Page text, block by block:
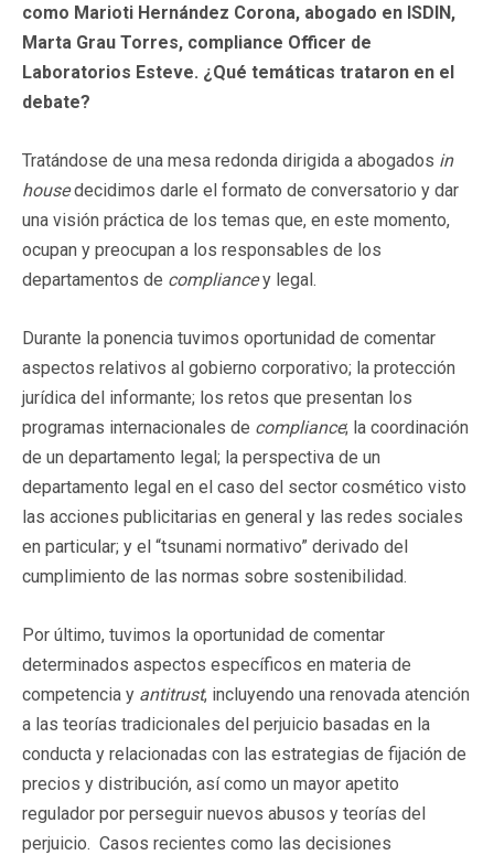
como Marioti Hernández Corona, abogado en ISDIN,
Marta Grau Torres, compliance Officer de
Laboratorios Esteve. ¿Qué temáticas trataron en el
debate?
Tratándose de una mesa redonda dirigida a abogados in
housedecidimos darle el formato de conversatorio y dar
una visión práctica de los temas que, en este momento,
ocupan y preocupan a los responsables de los
departamentos de compliancey legal.
Durante la ponencia tuvimos oportunidad de comentar
aspectos relativos al gobierno corporativo; la protección
jurídica del informante; los retos que presentan los
programas internacionales de compliance; la coordinación
de un departamento legal; la perspectiva de un
departamento legal en el caso del sector cosmético visto
las acciones publicitarias en general y las redes sociales
en particular; y el “tsunami normativo” derivado del
cumplimiento de las normas sobre sostenibilidad.
Por último, tuvimos la oportunidad de comentar
determinados aspectos específicos en materia de
competencia y antitrust, incluyendo una renovada atención
a las teorías tradicionales del perjuicio basadas en la
conducta y relacionadas con las estrategias de fijación de
precios y distribución, así como un mayor apetito
regulador por perseguir nuevos abusos y teorías del
perjuicio. Casos recientes como las decisiones